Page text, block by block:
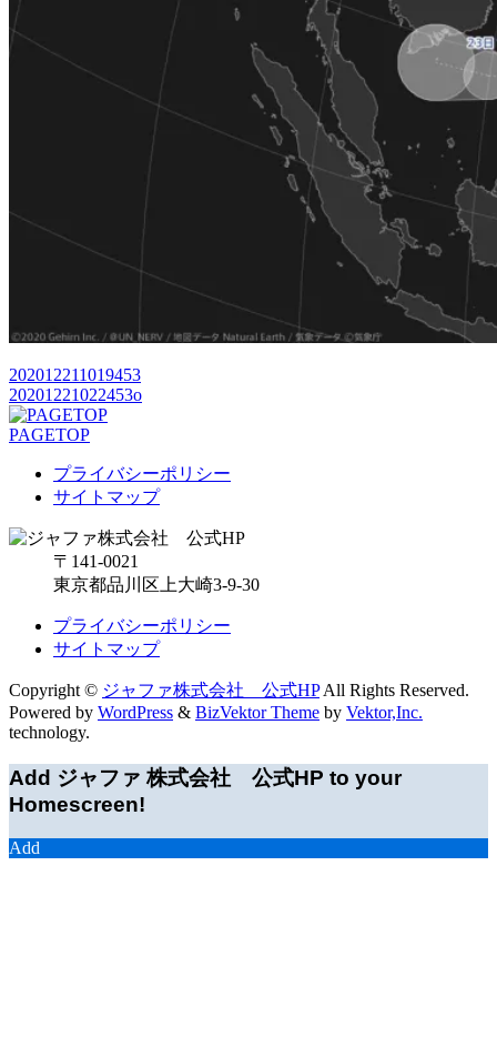
202012211019453
20201221022453o
PAGETOP
プライバシーポリシー
サイトマップ
〒141-0021
東京都品川区上大崎3-9-30
プライバシーポリシー
サイトマップ
Copyright © ジャファ株式会社 公式HPAll Rights Reserved.
Powered by WordPress & BizVektor Theme by Vektor,Inc.
technology.
Add ジャファ 株式会社 公式HP to your
Homescreen!
Add